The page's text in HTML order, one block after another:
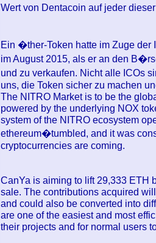
Wert von Dentacoin auf jeder
Ein �ther-Token hatte im Zuge der
im August 2015, als er an den
und zu verkaufen. Nicht alle ICOs
uns, die Token sicher zu machen
The NITRO Market is to be the
powered by the underlying NOX
system of the NITRO ecosystem
ethereum�tumbled, and it was
cryptocurrencies are coming.
CanYa is aiming to lift 29,333 ETH
sale. The contributions acquired
and could also be converted into
are one of the easiest and most
their projects and for normal users